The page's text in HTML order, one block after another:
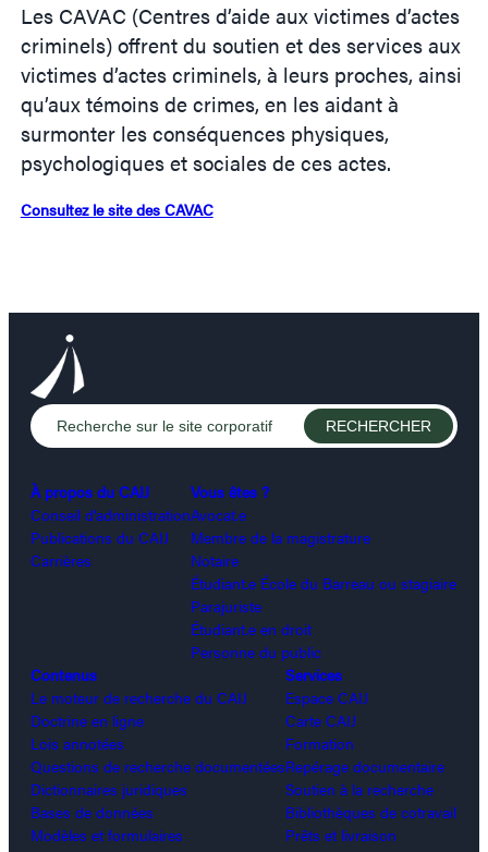
Les CAVAC (Centres d’aide aux victimes d’actes
criminels) offrent du soutien et des services aux
victimes d’actes criminels, à leurs proches, ainsi
qu’aux témoins de crimes, en les aidant à
surmonter les conséquences physiques,
psychologiques et sociales de ces actes.
Consultez le site des CAVAC
À propos du CAIJ
Conseil d’administration
Publications du CAIJ
Carrières
Vous êtes ?
Avocat.e
Membre de la magistrature
Notaire
Étudiant.e École du Barreau ou stagiaire
Parajuriste
Étudiant.e en droit
Personne du public
Contenus
Le moteur de recherche du CAIJ
Doctrine en ligne
Lois annotées
Questions de recherche documentées
Dictionnaires juridiques
Bases de données
Modèles et formulaires
Services
Espace CAIJ
Carte CAIJ
Formation
Repérage documentaire
Soutien à la recherche
Bibliothèques de cotravail
Prêts et livraison